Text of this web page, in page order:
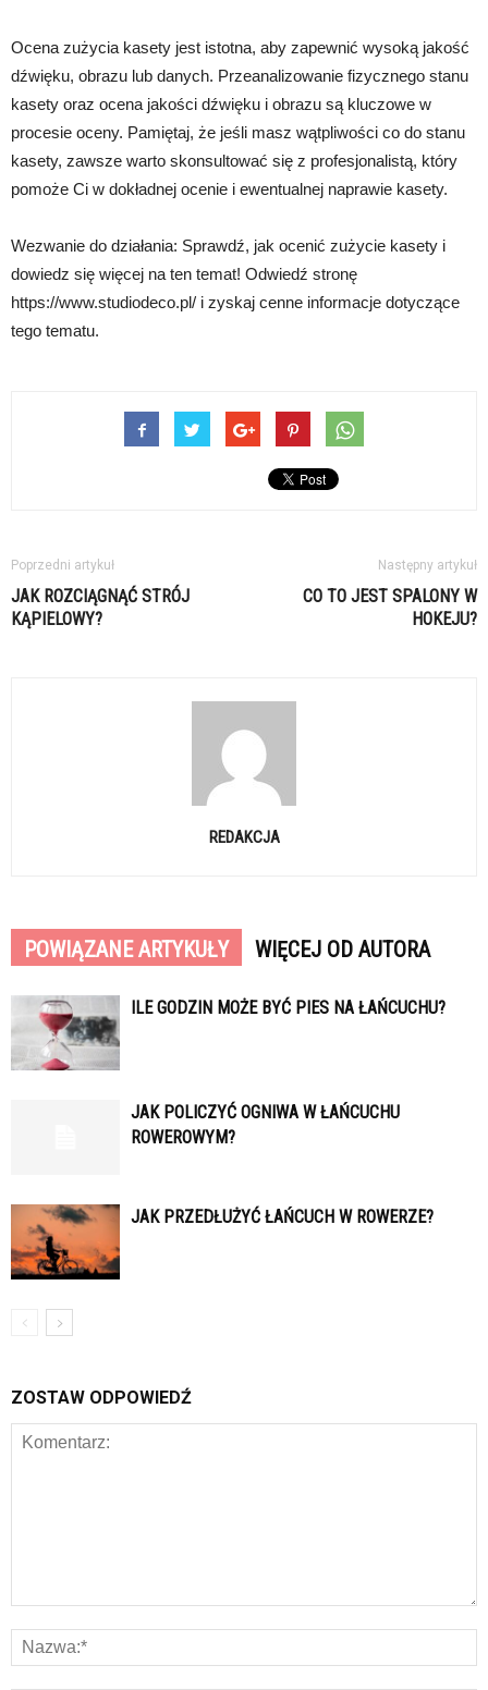
Ocena zużycia kasety jest istotna, aby zapewnić wysoką jakość
dźwięku, obrazu lub danych. Przeanalizowanie fizycznego stanu
kasety oraz ocena jakości dźwięku i obrazu są kluczowe w
procesie oceny. Pamiętaj, że jeśli masz wątpliwości co do stanu
kasety, zawsze warto skonsultować się z profesjonalistą, który
pomoże Ci w dokładnej ocenie i ewentualnej naprawie kasety.
Wezwanie do działania: Sprawdź, jak ocenić zużycie kasety i
dowiedz się więcej na ten temat! Odwiedź stronę
https://www.studiodeco.pl/ i zyskaj cenne informacje dotyczące
tego tematu.
Poprzedni artykuł
JAK ROZCIĄGNĄĆ STRÓJ
KĄPIELOWY?
Następny artykuł
CO TO JEST SPALONY W
HOKEJU?
REDAKCJA
POWIĄZANE ARTYKUŁY WIĘCEJ OD AUTORA
ILE GODZIN MOŻE BYĆ PIES NA ŁAŃCUCHU?
JAK POLICZYĆ OGNIWA W ŁAŃCUCHU
ROWEROWYM?
JAK PRZEDŁUŻYĆ ŁAŃCUCH W ROWERZE?
ZOSTAW ODPOWIEDŹ